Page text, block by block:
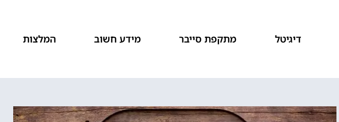
דיגיטל מתקפת סייבר מידע חשוב המלצות